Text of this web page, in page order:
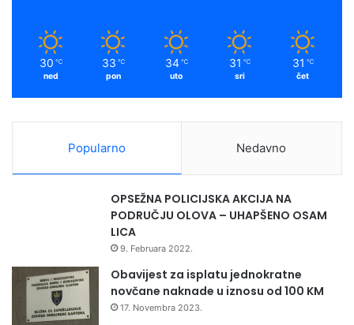
30 ℃
ned
33 ℃
pon
34 ℃
uto
31 ℃
sri
31 ℃
čet
Popularno Nedavno
OPSEŽNA POLICIJSKA AKCIJA NA
PODRUČJU OLOVA – UHAPŠENO OSAM
LICA
9. Februara 2022.
Obavijest za isplatu jednokratne
novčane naknade u iznosu od 100 KM
17. Novembra 2023.